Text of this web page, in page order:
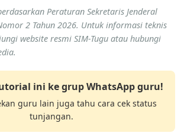
Peraturan Sekretaris Jenderal
2 Tahun 2026. Untuk informasi teknis
website resmi SIM-Tugu atau hubungi
ini ke grup WhatsApp guru!
guru lain juga tahu cara cek status
tunjangan.